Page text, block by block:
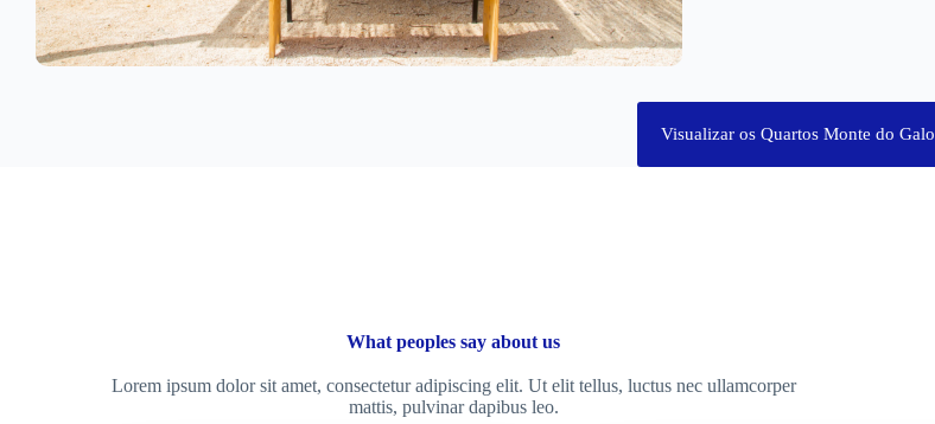
Visualizar os Quartos Monte do Galo
What peoples say about us
Lorem ipsum dolor sit amet, consectetur adipiscing elit. Ut elit tellus, luctus nec ullamcorper
mattis, pulvinar dapibus leo.